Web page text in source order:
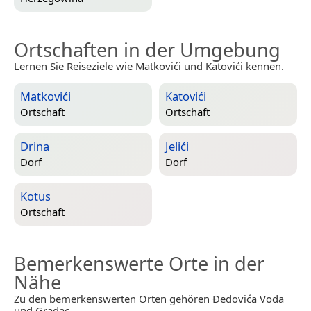
Ortschaften in der Umgebung
Lernen Sie Reiseziele wie Matkovići und Katovići kennen.
Matkovići
Ortschaft
Katovići
Ortschaft
Drina
Dorf
Jelići
Dorf
Kotus
Ortschaft
Bemerkenswerte Orte in der
Nähe
Zu den bemerkenswerten Orten gehören Ðedovića Voda